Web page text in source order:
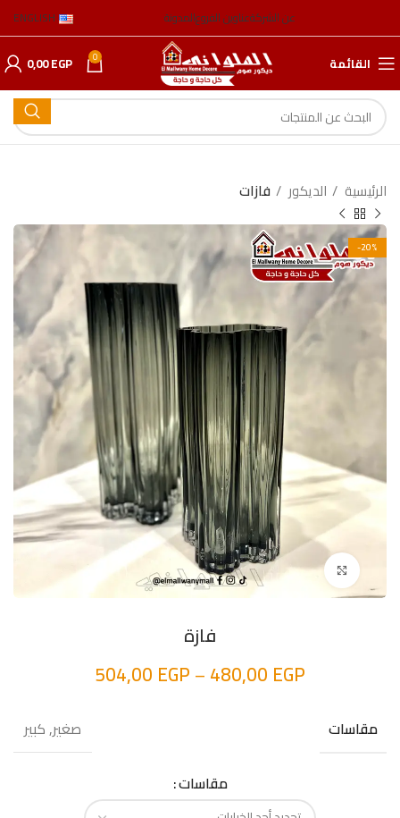
عن الشركةعناوين الفروعالمدونة ENGLISH
القائمة 0
0,00EGP
الرئيسية الدیكور فازات
-20%
اضغط للتكبير
فازة
480,00 EGP
–
504,00 EGP
مقاسات صغير, كبير
مقاسات